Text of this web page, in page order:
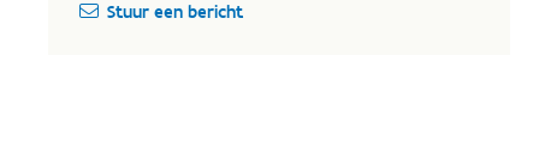
Stuur een bericht